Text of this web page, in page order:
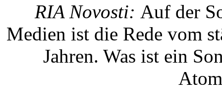
RIA Novosti: Auf der
Medien ist die Rede vom
Jahren. Was ist ein